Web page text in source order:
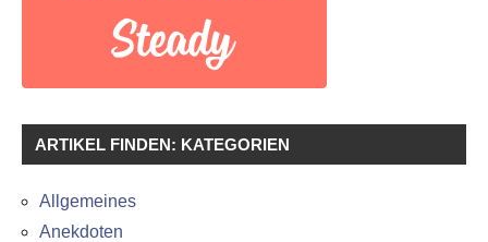
ARTIKEL FINDEN: KATEGORIEN
Allgemeines
Anekdoten